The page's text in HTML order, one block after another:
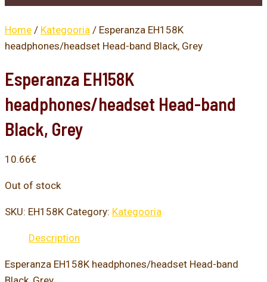
Home / Kategooria / Esperanza EH158K
headphones/headset Head-band Black, Grey
Esperanza EH158K
headphones/headset Head-band
Black, Grey
10.66€
Out of stock
SKU: EH158K Category: Kategooria
Description
Esperanza EH158K headphones/headset Head-band